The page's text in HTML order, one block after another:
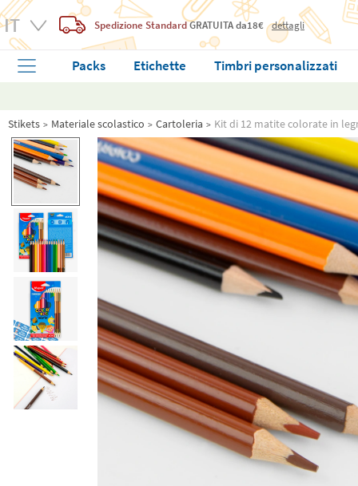
Spedizione StandardGRATUITAda18€ dettagli
Packs Etichette Timbri personalizzati
Stikets Materiale scolastico Cartoleria Kit di 12 matite colorate in